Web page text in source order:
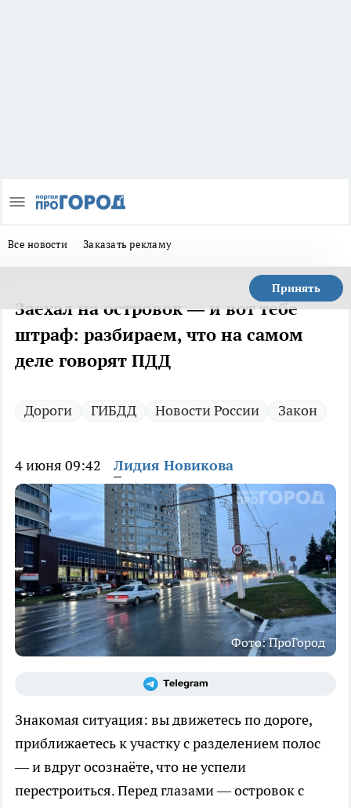
Все новости Заказать рекламу
Принять
Заехал на островок — и вот тебе
штраф: разбираем, что на самом
деле говорят ПДД
Дороги ГИБДД Новости России Закон
4 июня 09:42 Лидия Новикова
Фото: ПроГород
Знакомая ситуация: вы движетесь по дороге,
приближаетесь к участку с разделением полос
— и вдруг осознаёте, что не успели
перестроиться. Перед глазами — островок с